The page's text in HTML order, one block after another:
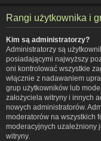
Rangi użytkownika i
Kim są administratorzy?
Administratorzy są
posiadającymi najwyższy
oni kontrolować wszystkie
włącznie z nadawaniem
grup użytkowników lub
założyciela witryny i innych
nowych administratorów.
moderatorów na wszystkich
moderacyjnych uzależniony
witryny.